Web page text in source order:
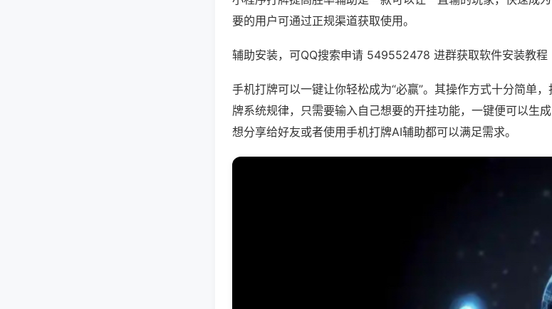
要的用户可通过正规渠道获取使用。
辅助安装，可QQ搜索申请 549552478 进群获取软件安装教程
手机打牌可以一键让你轻松成为“必赢”。其操作方式十分简单
牌系统规律，只需要输入自己想要的开挂功能，一键便可以生
想分享给好友或者使用手机打牌AI辅助都可以满足需求。